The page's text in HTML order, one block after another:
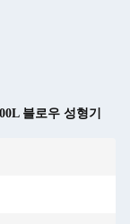
블로우 성형기